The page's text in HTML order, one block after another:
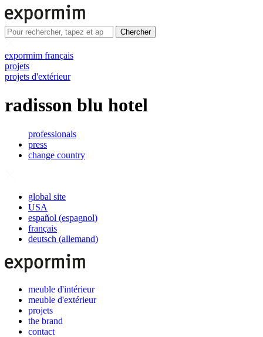
Chercher
expormim français
projets
projets d'extérieur
radisson blu hotel
professionals
press
change country
global site
USA
español (espagnol)
français
deutsch (allemand)
meuble d'intérieur
meuble d'extérieur
projets
the brand
contact